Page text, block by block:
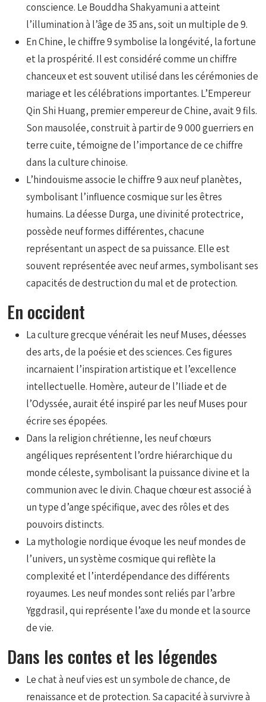
conscience. Le Bouddha Shakyamuni a atteint
l’illumination à l’âge de 35 ans, soit un multiple de 9.
En Chine, le chiffre 9 symbolise la longévité, la fortune
et la prospérité. Il est considéré comme un chiffre
chanceux et est souvent utilisé dans les cérémonies de
mariage et les célébrations importantes. L’Empereur
Qin Shi Huang, premier empereur de Chine, avait 9 fils.
Son mausolée, construit à partir de 9 000 guerriers en
terre cuite, témoigne de l’importance de ce chiffre
dans la culture chinoise.
L’hindouisme associe le chiffre 9 aux neuf planètes,
symbolisant l’influence cosmique sur les êtres
humains. La déesse Durga, une divinité protectrice,
possède neuf formes différentes, chacune
représentant un aspect de sa puissance. Elle est
souvent représentée avec neuf armes, symbolisant ses
capacités de destruction du mal et de protection.
En occident
La culture grecque vénérait les neuf Muses, déesses
des arts, de la poésie et des sciences. Ces figures
incarnaient l’inspiration artistique et l’excellence
intellectuelle. Homère, auteur de l’Iliade et de
l’Odyssée, aurait été inspiré par les neuf Muses pour
écrire ses épopées.
Dans la religion chrétienne, les neuf chœurs
angéliques représentent l’ordre hiérarchique du
monde céleste, symbolisant la puissance divine et la
communion avec le divin. Chaque chœur est associé à
un type d’ange spécifique, avec des rôles et des
pouvoirs distincts.
La mythologie nordique évoque les neuf mondes de
l’univers, un système cosmique qui reflète la
complexité et l’interdépendance des différents
royaumes. Les neuf mondes sont reliés par l’arbre
Yggdrasil, qui représente l’axe du monde et la source
de vie.
Dans les contes et les légendes
Le chat à neuf vies est un symbole de chance, de
renaissance et de protection. Sa capacité à survivre à